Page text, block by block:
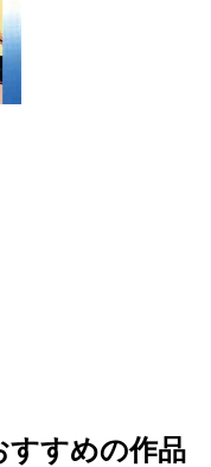
すすめの作品